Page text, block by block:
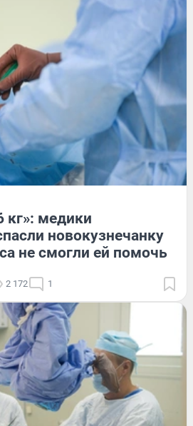
кг»: медики
новокузнечанку
не смогли ей помочь
2 172 1